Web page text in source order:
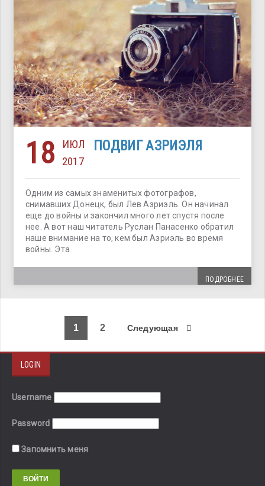
18
ИЮЛ
2017
ПОДВИГ АЗРИЭЛЯ
Одним из самых знаменитых фотографов,
снимавших Донецк, был Лев Азриэль. Он начинал
еще до войны и закончил много лет спустя после
нее. А вот наш читатель Руслан Панасенко обратил
наше внимание на то, кем был Азриэль во время
войны. Эта
ПОДРОБНЕЕ
1 2 Следующая
LOGIN
Username
Password
Запомнить меня